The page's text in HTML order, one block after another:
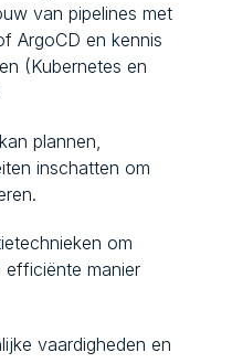
van pipelines met
ArgoCD en kennis
(Kubernetes en
plannen,
inschatten om
om
manier
vaardigheden en